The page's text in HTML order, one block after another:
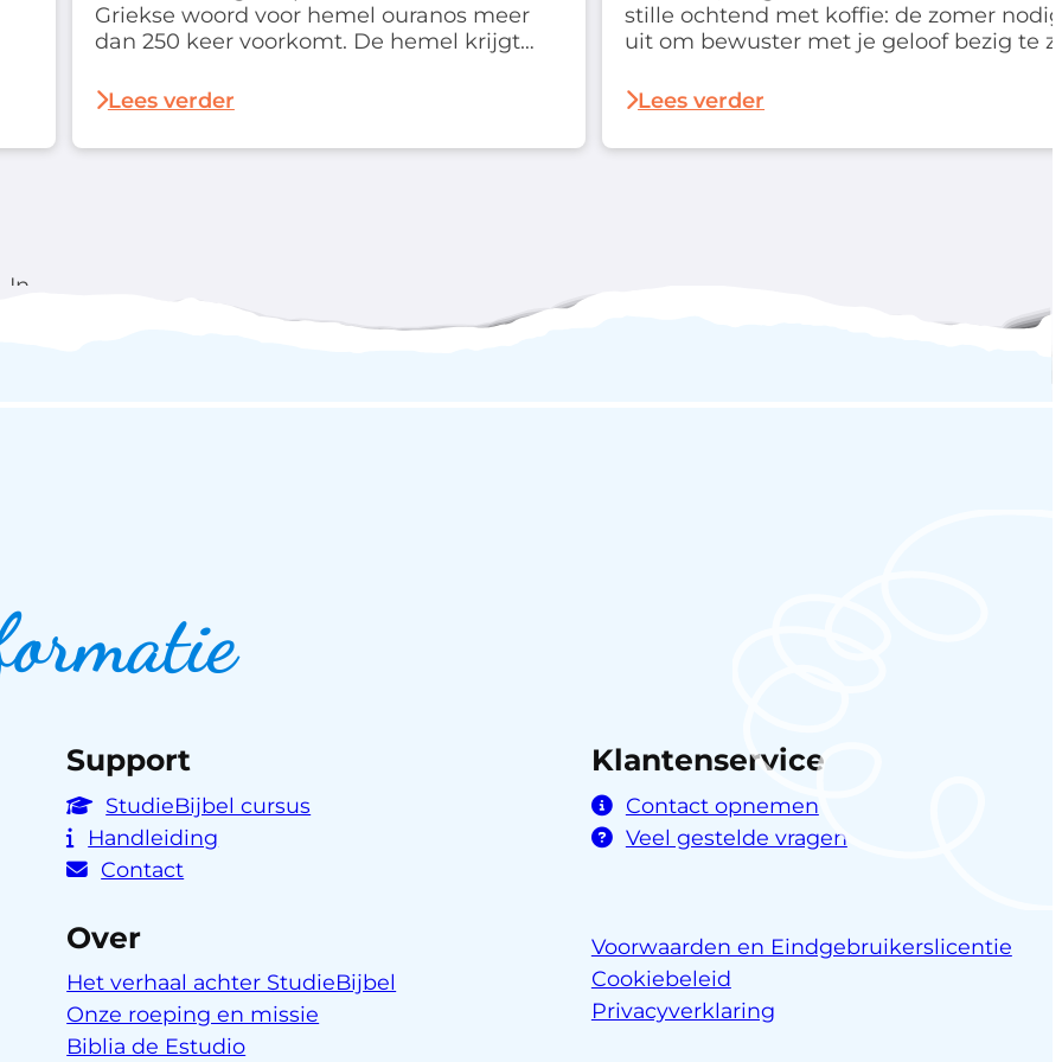
In
Griekse woord voor hemel ouranos meer
dan 250 keer voorkomt. De hemel krijgt
tweede merken we bij het raadplegen van
Lees verder
stille ochtend met koffie: de zomer
uit om bewuster met je geloof bezig te
speciale deal waarmee je extra
Lees verder
Support
StudieBijbel cursus
Handleiding
Contact
Over
Het verhaal achter StudieBijbel
Onze roeping en missie
Biblia de Estudio
Klantenservice
Contact opnemen
Veel gestelde vragen
Voorwaarden en Eindgebruikerslicentie
Cookiebeleid
Privacyverklaring